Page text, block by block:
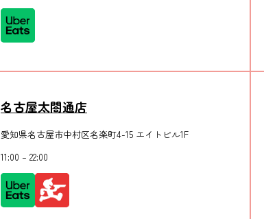
名古屋太閤通店
愛知県名古屋市中村区名楽町4-15 エイトビル1F
11:00 – 22:00